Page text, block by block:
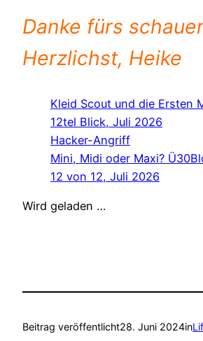
Danke fürs
Herzlichst, Heike
Kleid Scout und die Ersten
12tel Blick, Juli 2026
Hacker-Angriff
Mini, Midi oder Maxi?
12 von 12, Juli 2026
Wird geladen …
Beitrag veröffentlicht28. Juni 2024in